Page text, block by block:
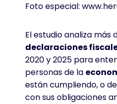
Foto especial:
El estudio analiza más
declaraciones
2020 y 2025 para
personas de la
están cumpliendo, o
con sus obligaciones